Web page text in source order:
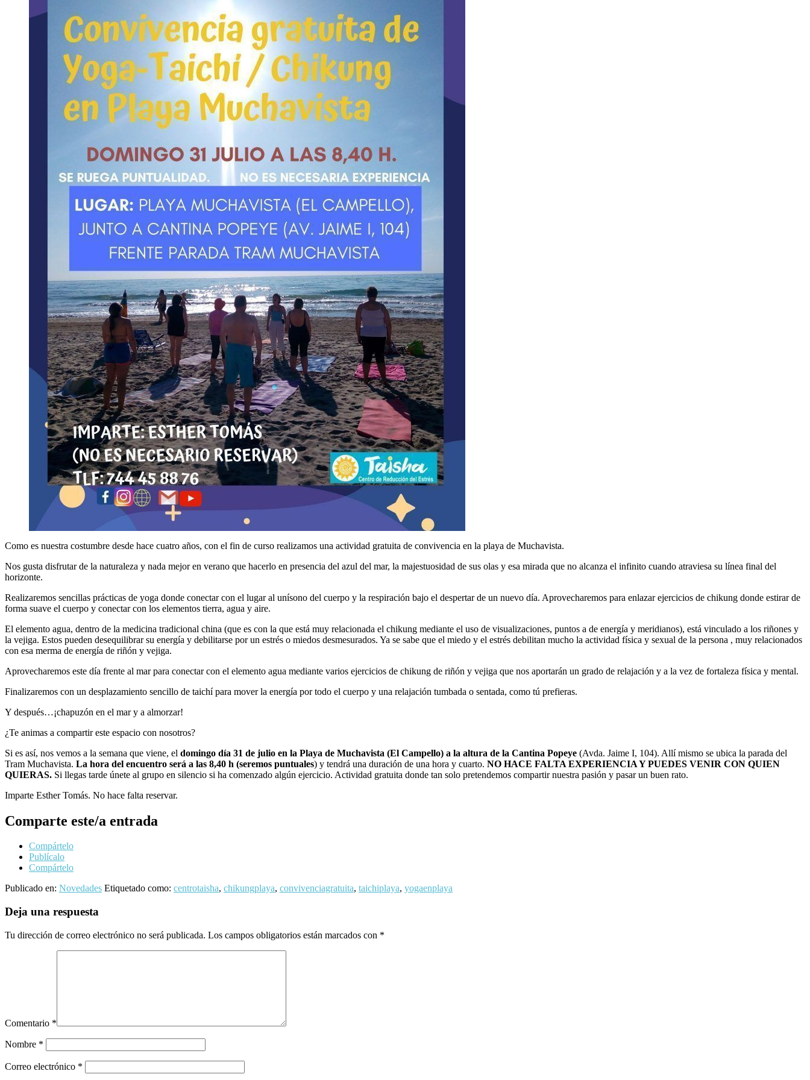
Como es nuestra costumbre desde hace cuatro años, con el fin de curso realizamos una actividad gratuita de convivencia en la playa de Muchavista.
Nos gusta disfrutar de la naturaleza y nada mejor en verano que hacerlo en presencia del azul del mar, la majestuosidad de sus olas y esa mirada que no alcanza el infinito cuando atraviesa su línea final del
horizonte.
Realizaremos sencillas prácticas de yoga donde conectar con el lugar al unísono del cuerpo y la respiración bajo el despertar de un nuevo día. Aprovecharemos para enlazar ejercicios de chikung donde estirar de
forma suave el cuerpo y conectar con los elementos tierra, agua y aire.
El elemento agua, dentro de la medicina tradicional china (que es con la que está muy relacionada el chikung mediante el uso de visualizaciones, puntos a de energía y meridianos), está vinculado a los riñones y
la vejiga. Estos pueden desequilibrar su energía y debilitarse por un estrés o miedos desmesurados. Ya se sabe que el miedo y el estrés debilitan mucho la actividad física y sexual de la persona , muy relacionados
con esa merma de energía de riñón y vejiga.
Aprovecharemos este día frente al mar para conectar con el elemento agua mediante varios ejercicios de chikung de riñón y vejiga que nos aportarán un grado de relajación y a la vez de fortaleza física y mental.
Finalizaremos con un desplazamiento sencillo de taichí para mover la energía por todo el cuerpo y una relajación tumbada o sentada, como tú prefieras.
Y después…¡chapuzón en el mar y a almorzar!
¿Te animas a compartir este espacio con nosotros?
Si es así, nos vemos a la semana que viene, el domingo día 31 de julio en la Playa de Muchavista (El Campello) a la altura de la Cantina Popeye (Avda. Jaime I, 104). Allí mismo se ubica la parada del
Tram Muchavista. La hora del encuentro será a las 8,40 h (seremos puntuales) y tendrá una duración de una hora y cuarto. NO HACE FALTA EXPERIENCIA Y PUEDES VENIR CON QUIEN
QUIERAS. Si llegas tarde únete al grupo en silencio si ha comenzado algún ejercicio. Actividad gratuita donde tan solo pretendemos compartir nuestra pasión y pasar un buen rato.
Imparte Esther Tomás. No hace falta reservar.
Comparte este/a entrada
Compártelo
Publícalo
Compártelo
Publicado en: Novedades Etiquetado como: centrotaisha, chikungplaya, convivenciagratuita, taichiplaya, yogaenplaya
Interacciones
los
Deja una respuesta
Tu dirección de correo electrónico no será publicada. Los campos obligatorios están marcados con *
Comentario *
Nombre *
Correo electrónico *